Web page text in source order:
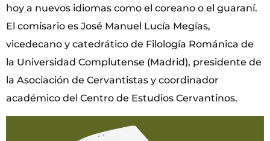
hoy a nuevos idiomas como el coreano o el guaraní.
El comisario es José Manuel Lucía Megías,
vicedecano y catedrático de Filología Románica de
la Universidad Complutense (Madrid), presidente de
la Asociación de Cervantistas y coordinador
académico del Centro de Estudios Cervantinos.